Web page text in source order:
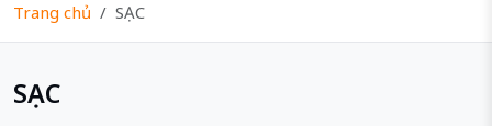
Trang chủ SẠC
SẠC